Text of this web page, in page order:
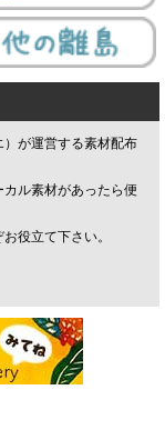
が運営する素材配布
ル素材があったら便
役立て下さい。